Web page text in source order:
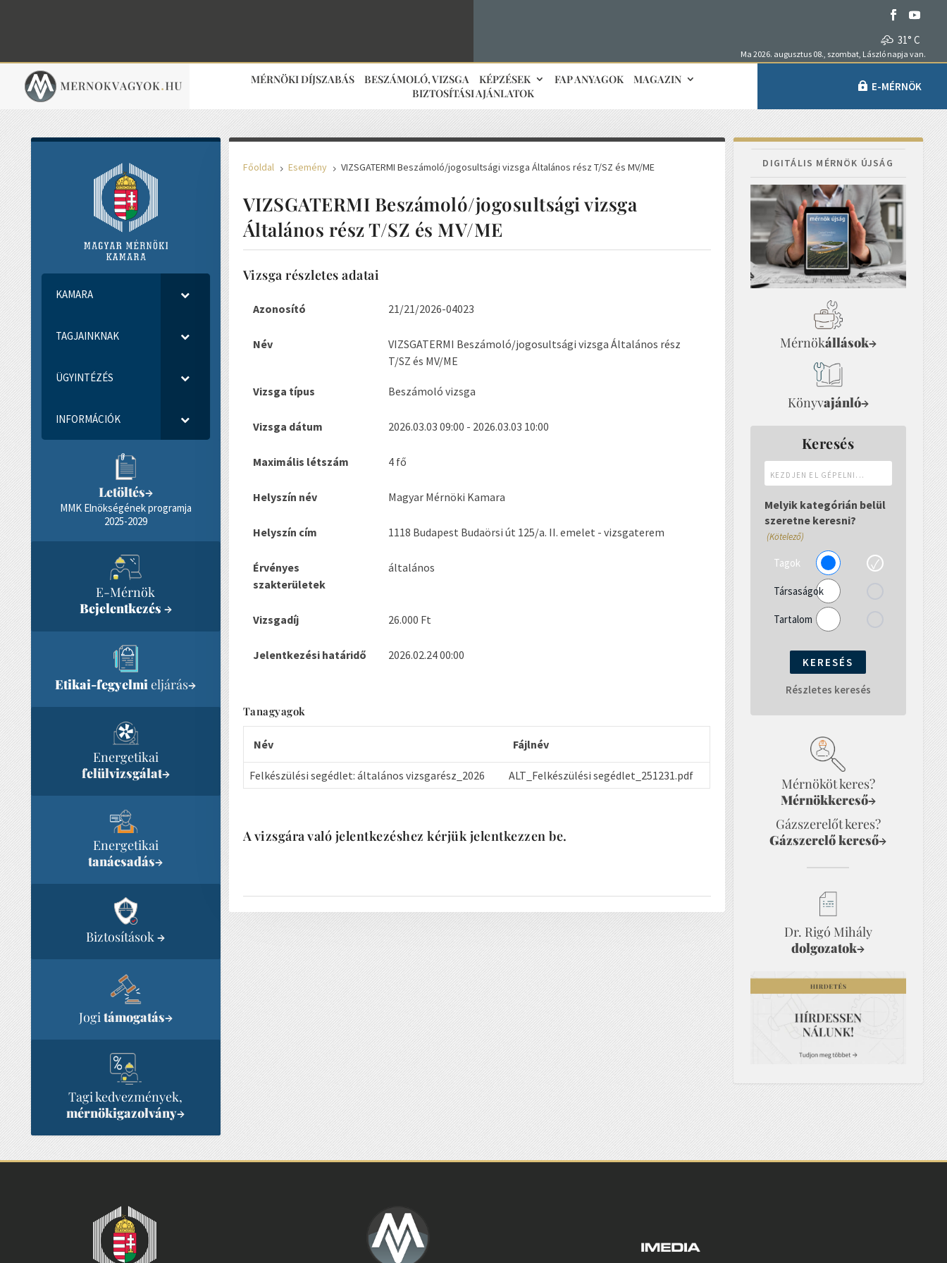
31° C
Ma 2026. augusztus 08., szombat, László napja van.
MÉRNÖKI DÍJSZABÁS BESZÁMOLÓ, VIZSGA KÉPZÉSEK FAP ANYAGOK
MAGAZIN
BIZTOSÍTÁSI AJÁNLATOK
E-MÉRNÖK
KAMARA
TAGJAINKNAK
ÜGYINTÉZÉS
INFORMÁCIÓK
Letöltés→
MMK Elnökségének programja
2025-2029
E-Mérnök
Bejelentkezés →
Etikai-fegyelmieljárás→
Energetikai
felülvizsgálat→
Energetikai
tanácsadás→
Biztosítások→
Jogi támogatás→
Tagi kedvezmények,
mérnökigazolvány→
Főoldal 5 Esemény 5 VIZSGATERMI Beszámoló/jogosultsági vizsga Általános rész T/SZ és MV/ME
VIZSGATERMI Beszámoló/jogosultsági vizsga
Általános rész T/SZ és MV/ME
Vizsga részletes adatai
Azonosító 21/21/2026-04023
Név
VIZSGATERMI Beszámoló/jogosultsági vizsga Általános rész
T/SZ és MV/ME
Vizsga típus Beszámoló vizsga
Vizsga dátum 2026.03.03 09:00 - 2026.03.03 10:00
Maximális létszám 4 fő
Helyszín név Magyar Mérnöki Kamara
Helyszín cím 1118 Budapest Budaörsi út 125/a. II. emelet - vizsgaterem
Érvényes
szakterületek
általános
Vizsgadíj 26.000 Ft
Jelentkezési határidő 2026.02.24 00:00
Tanagyagok
Név Fájlnév
Felkészülési segédlet: általános vizsgarész_2026 ALT_Felkészülési segédlet_251231.pdf
A vizsgára való jelentkezéshez kérjük jelentkezzen be.
DIGITÁLIS MÉRNÖK ÚJSÁG
Mérnökállások→
Könyvajánló→
Keresés
el
gépelni...
Melyik kategórián belül
szeretne keresni?
(Kötelező)
Tagok
Társaságok
Tartalom
Részletes keresés
Mérnököt keres?
Mérnökkereső→
Gázszerelőt keres?
Gázszerelő kereső→
Dr. Rigó Mihály
dolgozatok→